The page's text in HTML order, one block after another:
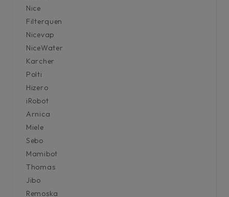
Nice
Filterquen
Nicevap
NiceWater
Karcher
Polti
Hizero
iRobot
Arnica
Miele
Sebo
Mamibot
Thomas
Jibo
Remoska